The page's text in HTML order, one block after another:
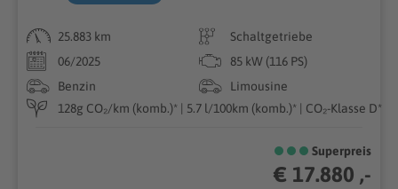
25.883 km
Schaltgetriebe
06/2025
85 kW (116 PS)
Benzin
Limousine
128g CO₂/km (komb.)* | 5.7 l/100km (komb.)* | CO₂-Klasse D*
Superpreis
€ 17.880 ,-